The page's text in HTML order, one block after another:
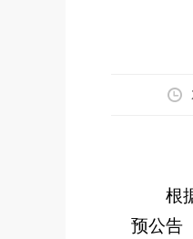
根
预公告